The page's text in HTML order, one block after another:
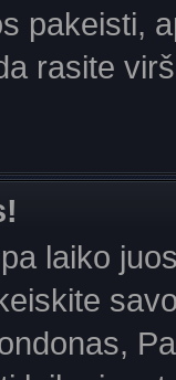
pakeisti,
rasite
laiko